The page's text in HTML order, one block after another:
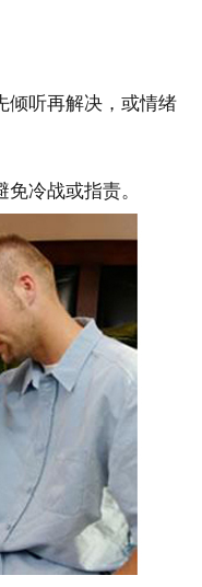
倾听再解决，或情绪
冷战或指责。